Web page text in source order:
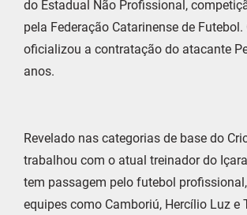
do Estadual Não Profissional,
pela Federação Catarinense de Futebol.
oficializou a contratação do atacante
anos.
Revelado nas categorias de base do
trabalhou com o atual treinador do
tem passagem pelo futebol
equipes como Camboriú, Hercílio Luz e